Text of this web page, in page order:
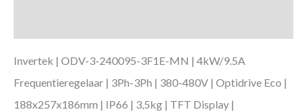
Invertek | ODV-3-240095-3F1E-MN | 4kW/9.5A
Frequentieregelaar | 3Ph-3Ph | 380-480V | Optidrive Eco |
188x257x186mm | IP66 | 3,5kg | TFT Display |